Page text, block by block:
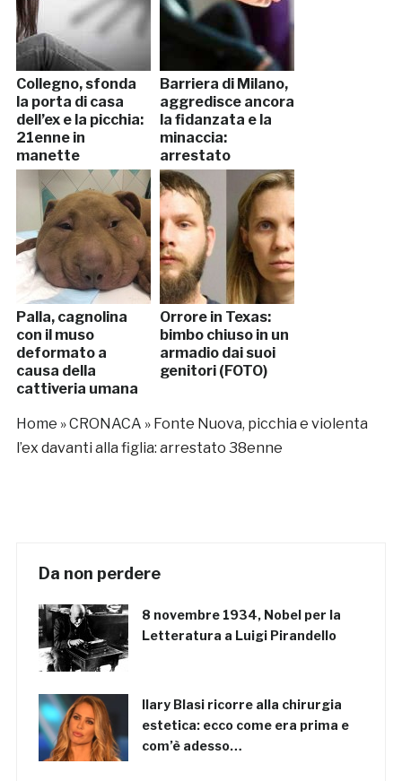
Collegno, sfonda
la porta di casa
dell’ex e la picchia:
21enne in
manette
Barriera di Milano,
aggredisce ancora
la fidanzata e la
minaccia:
arrestato
Palla, cagnolina
con il muso
deformato a
causa della
cattiveria umana
Orrore in Texas:
bimbo chiuso in un
armadio dai suoi
genitori (FOTO)
Home »CRONACA » Fonte Nuova, picchia e violenta
l’ex davanti alla figlia: arrestato 38enne
Da non perdere
8 novembre 1934, Nobel per la
Letteratura a Luigi Pirandello
Ilary Blasi ricorre alla chirurgia
estetica: ecco come era prima e
com’è adesso…